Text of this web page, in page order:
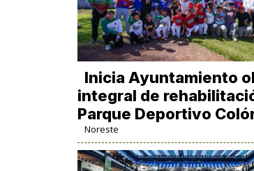
Inicia Ayuntamiento
integral de
Parque Deportivo
Noreste